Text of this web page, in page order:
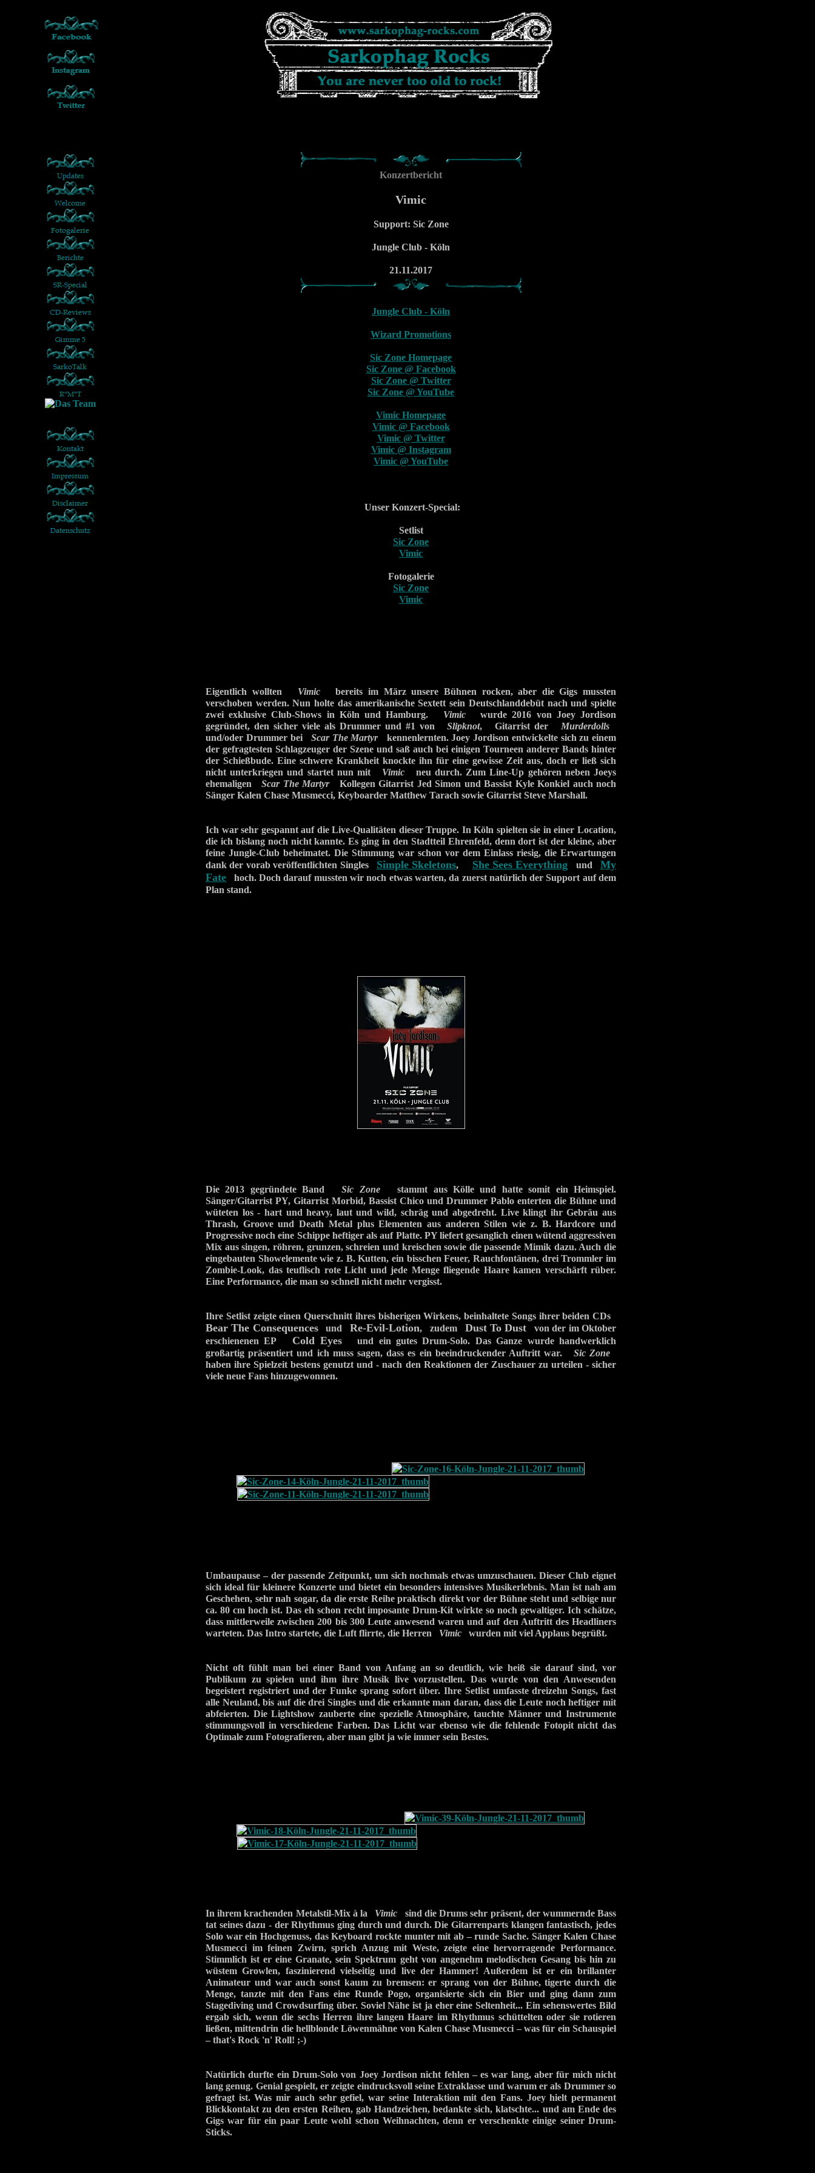
Konzertbericht
Vimic
Support: Sic Zone
Jungle Club - Köln
21.11.2017
Jungle Club - Köln
Wizard Promotions
Sic Zone Homepage
Sic Zone @ Facebook
Sic Zone @ Twitter
Sic Zone @ YouTube
Vimic Homepage
Vimic @ Facebook
Vimic @ Twitter
Vimic @ Instagram
Vimic @ YouTube
Unser Konzert-Special:
Setlist
Sic Zone
Vimic
Fotogalerie
Sic Zone
Vimic
Eigentlich wollten Vimicbereits im März unsere Bühnen rocken, aber die Gigs mussten
verschoben werden. Nun holte das amerikanische Sextett sein Deutschlanddebüt nach und spielte
zwei exklusive Club-Shows in Köln und Hamburg. Vimicwurde 2016 von Joey Jordison
gegründet, den sicher viele als Drummer und #1 vonSlipknot, Gitarrist der Murderdolls
und/oder Drummer bei Scar The Martyrkennenlernten. Joey Jordison entwickelte sich zu einem
der gefragtesten Schlagzeuger der Szene und saß auch bei einigen Tourneen anderer Bands hinter
der Schießbude. Eine schwere Krankheit knockte ihn für eine gewisse Zeit aus, doch er ließ sich
nicht unterkriegen und startet nun mit Vimicneu durch. Zum Line-Up gehören neben Joeys
ehemaligenScar The MartyrKollegen Gitarrist Jed Simon und Bassist Kyle Konkiel auch noch
Sänger Kalen Chase Musmecci, Keyboarder Matthew Tarach sowie Gitarrist Steve Marshall.
Ich war sehr gespannt auf die Live-Qualitäten dieser Truppe. In Köln spielten sie in einer Location,
die ich bislang noch nicht kannte. Es ging in den Stadtteil Ehrenfeld, denn dort ist der kleine, aber
feine Jungle-Club beheimatet. Die Stimmung war schon vor dem Einlass riesig, die Erwartungen
dank der vorab veröffentlichten Singles Simple Skeletons, She Sees Everything undMy
Fate hoch. Doch darauf mussten wir noch etwas warten, da zuerst natürlich der Support auf dem
Plan stand.
Die 2013 gegründete BandSic Zonestammt aus Kölle und hatte somit ein Heimspiel.
Sänger/Gitarrist PY, Gitarrist Morbid, Bassist Chico und Drummer Pablo enterten die Bühne und
wüteten los - hart und heavy, laut und wild, schräg und abgedreht. Live klingt ihr Gebräu aus
Thrash, Groove und Death Metal plus Elementen aus anderen Stilen wie z. B. Hardcore und
Progressive noch eine Schippe heftiger als auf Platte. PY liefert gesanglich einen wütend aggressiven
Mix aus singen, röhren, grunzen, schreien und kreischen sowie die passende Mimik dazu. Auch die
eingebauten Showelemente wie z. B. Kutten, ein bisschen Feuer, Rauchfontänen, drei Trommler im
Zombie-Look, das teuflisch rote Licht und jede Menge fliegende Haare kamen verschärft rüber.
Eine Performance, die man so schnell nicht mehr vergisst.
Ihre Setlist zeigte einen Querschnitt ihres bisherigen Wirkens, beinhaltete Songs ihrer beiden CDs
Bear The ConsequencesundRe-Evil-Lotion, zudem Dust To Dust von der im Oktober
erschienenen EP Cold Eyes und ein gutes Drum-Solo. Das Ganze wurde handwerklich
großartig präsentiert und ich muss sagen, dass es ein beeindruckender Auftritt war. Sic Zone
haben ihre Spielzeit bestens genutzt und - nach den Reaktionen der Zuschauer zu urteilen - sicher
viele neue Fans hinzugewonnen.
Umbaupause – der passende Zeitpunkt, um sich nochmals etwas umzuschauen. Dieser Club eignet
sich ideal für kleinere Konzerte und bietet ein besonders intensives Musikerlebnis. Man ist nah am
Geschehen, sehr nah sogar, da die erste Reihe praktisch direkt vor der Bühne steht und selbige nur
ca. 80 cm hoch ist. Das eh schon recht imposante Drum-Kit wirkte so noch gewaltiger. Ich schätze,
dass mittlerweile zwischen 200 bis 300 Leute anwesend waren und auf den Auftritt des Headliners
warteten. Das Intro startete, die Luft flirrte, die Herren Vimic wurden mit viel Applaus begrüßt.
Nicht oft fühlt man bei einer Band von Anfang an so deutlich, wie heiß sie darauf sind, vor
Publikum zu spielen und ihm ihre Musik live vorzustellen. Das wurde von den Anwesenden
begeistert registriert und der Funke sprang sofort über. Ihre Setlist umfasste dreizehn Songs, fast
alle Neuland, bis auf die drei Singles und die erkannte man daran, dass die Leute noch heftiger mit
abfeierten. Die Lightshow zauberte eine spezielle Atmosphäre, tauchte Männer und Instrumente
stimmungsvoll in verschiedene Farben. Das Licht war ebenso wie die fehlende Fotopit nicht das
Optimale zum Fotografieren, aber man gibt ja wie immer sein Bestes.
In ihrem krachenden Metalstil-Mix à la Vimic sind die Drums sehr präsent, der wummernde Bass
tat seines dazu - der Rhythmus ging durch und durch. Die Gitarrenparts klangen fantastisch, jedes
Solo war ein Hochgenuss, das Keyboard rockte munter mit ab – runde Sache. Sänger Kalen Chase
Musmecci im feinen Zwirn, sprich Anzug mit Weste, zeigte eine hervorragende Performance.
Stimmlich ist er eine Granate, sein Spektrum geht von angenehm melodischen Gesang bis hin zu
wüstem Growlen, faszinierend vielseitig und live der Hammer! Außerdem ist er ein brillanter
Animateur und war auch sonst kaum zu bremsen: er sprang von der Bühne, tigerte durch die
Menge, tanzte mit den Fans eine Runde Pogo, organisierte sich ein Bier und ging dann zum
Stagediving und Crowdsurfing über. Soviel Nähe ist ja eher eine Seltenheit... Ein sehenswertes Bild
ergab sich, wenn die sechs Herren ihre langen Haare im Rhythmus schüttelten oder sie rotieren
ließen, mittendrin die hellblonde Löwenmähne von Kalen Chase Musmecci – was für ein Schauspiel
– that's Rock 'n' Roll! ;-)
Natürlich durfte ein Drum-Solo von Joey Jordison nicht fehlen – es war lang, aber für mich nicht
lang genug. Genial gespielt, er zeigte eindrucksvoll seine Extraklasse und warum er als Drummer so
gefragt ist. Was mir auch sehr gefiel, war seine Interaktion mit den Fans. Joey hielt permanent
Blickkontakt zu den ersten Reihen, gab Handzeichen, bedankte sich, klatschte... und am Ende des
Gigs war für ein paar Leute wohl schon Weihnachten, denn er verschenkte einige seiner Drum-
Sticks.